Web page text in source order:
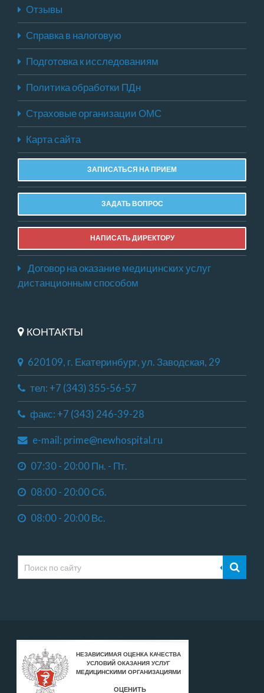
Отзывы
Справка в налоговую
Подготовка к исследованиям
Политика обработки ПДн
Страховые организации ОМС
Карта сайта
ЗАПИСАТЬСЯ НА ПРИЕМ
ЗАДАТЬ ВОПРОС
НАПИСАТЬ ДИРЕКТОРУ
Договор на оказание медицинских услуг
дистанционным способом
КОНТАКТЫ
620109, г. Екатеринбург, ул. Заводская, 29
тел: +7 (343) 355-56-57
факс: +7 (343) 246-39-28
e-mail: prime@newhospital.ru
07:30 - 20:00 Пн. - Пт.
08:00 - 20:00 Сб.
08:00 - 20:00 Вс.